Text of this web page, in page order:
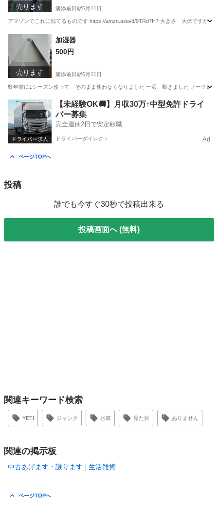
売ります 浦添前田駅6月11日
アマゾンでこれに似てるものです https://amzn.asia/d/9TRd7H7 大きさ 大体ですが
沖縄 中頭郡 浦添前田駅
カーペット
売ります
加湿器
500円
浦添前田駅6月11日
数年前に1シーズン使って そのまま使わなくなりました 一応 動きました ノークレ
沖縄 中頭郡 浦添前田駅 季節、空調家電 空気
【未経験OK🚚】月収30万↑中型免許ドライ
バー募集
完全週休2日で安定転職
ドライバーダイレクト Ad
ページTOPへ
投稿
誰でも今すぐ30秒で投稿出来る
投稿画面へ (無料)
関連キーワード検索
YETI ジャンク 水筒 見た目 ありません
関連の掲示板
中古あげます・譲ります 生活雑貨
ページTOPへ